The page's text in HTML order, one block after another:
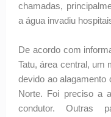
chamadas,
a água invadiu
De acordo com
Tatu, área central, um
devido ao alagamento
Norte. Foi preciso a
condutor. Outras